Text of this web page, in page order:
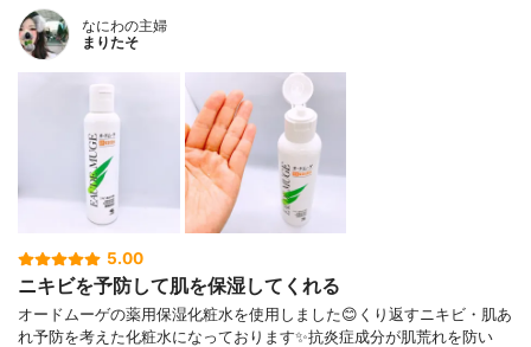
なにわの主婦
まりたそ
5.00
ニキビを予防して肌を保湿してくれる
オードムーゲの薬用保湿化粧水を使用しました😊くり返すニキビ・肌あ
れ予防を考えた化粧水になっております✨抗炎症成分が肌荒れを防い